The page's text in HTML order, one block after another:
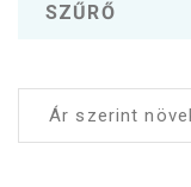
SZŰRŐ